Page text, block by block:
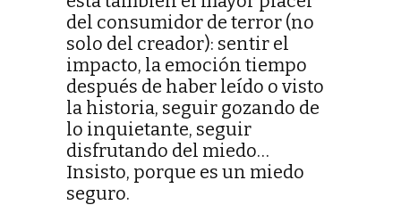
del consumidor de terror (no
solo del creador): sentir el
impacto, la emoción tiempo
después de haber leído o visto
la historia, seguir gozando de
lo inquietante, seguir
disfrutando del miedo…
Insisto, porque es un miedo
seguro.